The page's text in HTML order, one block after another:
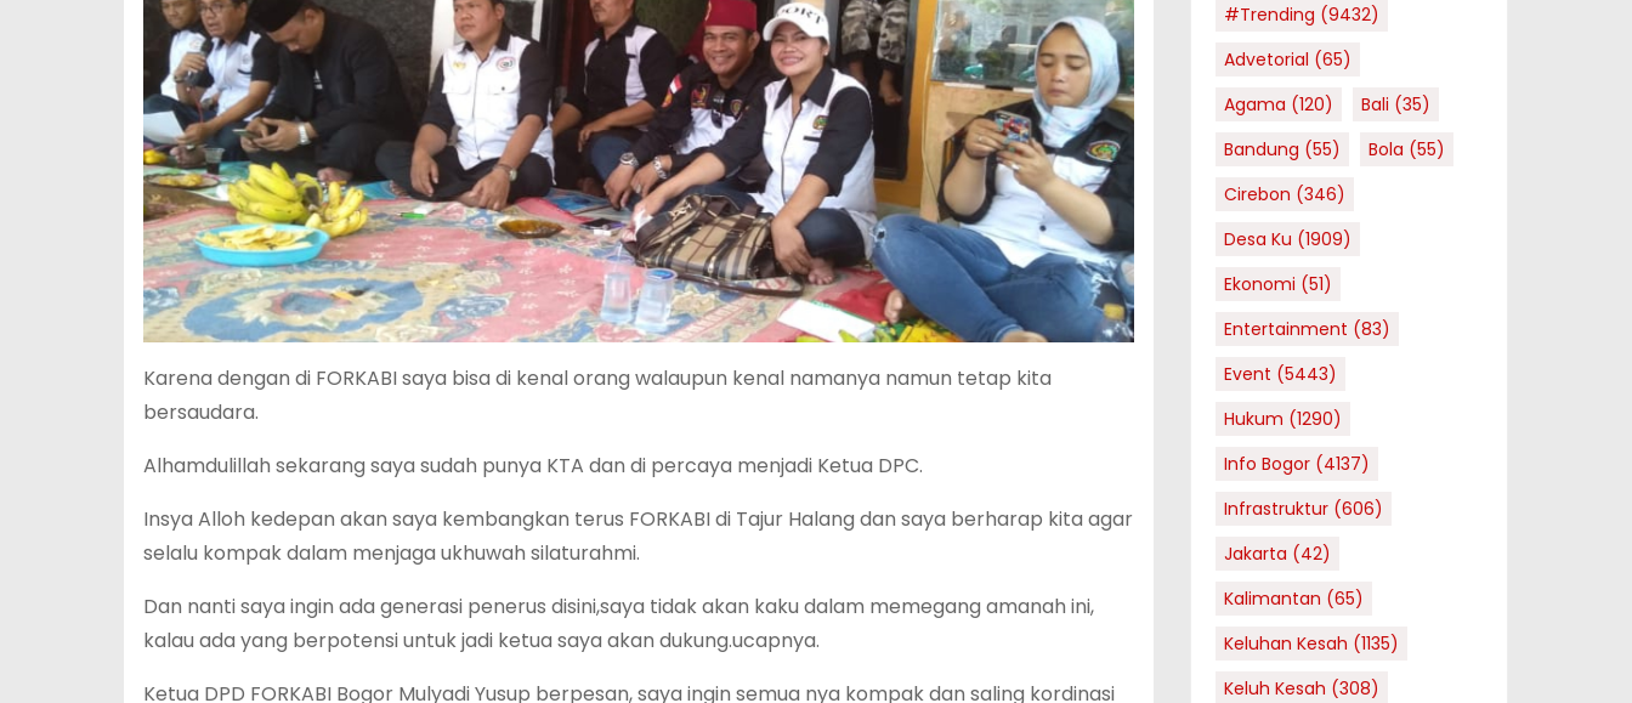
Karena dengan di FORKABI saya bisa di kenal orang walaupun kenal namanya namun tetap kita
bersaudara.
Alhamdulillah sekarang saya sudah punya KTA dan di percaya menjadi Ketua DPC.
Insya Alloh kedepan akan saya kembangkan terus FORKABI di Tajur Halang dan saya berharap kita agar
selalu kompak dalam menjaga ukhuwah silaturahmi.
Dan nanti saya ingin ada generasi penerus disini,saya tidak akan kaku dalam memegang amanah ini,
kalau ada yang berpotensi untuk jadi ketua saya akan dukung.ucapnya.
Ketua DPD FORKABI Bogor Mulyadi Yusup berpesan, saya ingin semua nya kompak dan saling kordinasi
#Trending (9432)
Advetorial (65)
Agama (120) Bali (35)
Bandung (55) Bola (55)
Cirebon (346)
Desa Ku (1909)
Ekonomi (51)
Entertainment (83)
Event (5443)
Hukum (1290)
Info Bogor(4137)
Infrastruktur(606)
Jakarta (42)
Kalimantan (65)
Keluhan Kesah (1135)
Keluh Kesah (308)